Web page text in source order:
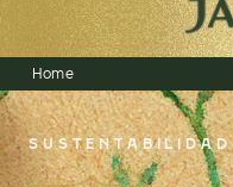
Home
SUSTENTABILIDAD